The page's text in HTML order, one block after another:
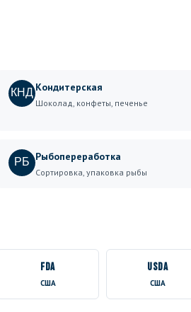
КНДКондитерская
Шоколад, конфеты, печенье
РБ Рыбопереработка
Сортировка, упаковка рыбы
FDA
США
USDA
США